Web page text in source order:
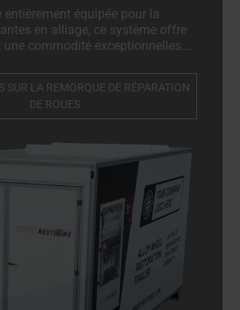
équipée pour la
en alliage, ce système offre
commodité exceptionnelles.
des réparations de haute
sur site, en minimisant les
en améliorant l'efficacité.
SUR LA REMORQUE DE RÉPARATION
DE ROUES